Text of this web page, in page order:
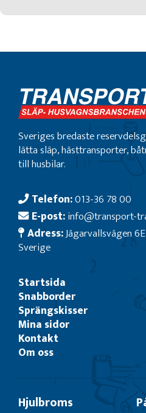
Sveriges bredaste
lätta släp, hästtransporter,
till husbilar.
Telefon:013-36 78 00
E-post:info@transport-
Adress:Jägarvallsvägen
Sverige
Startsida
Snabborder
Sprängskisser
Mina sidor
Kontakt
Om oss
Hjulbroms